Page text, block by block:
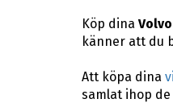
Köp dina
känner att du
Att köpa dina
samlat ihop